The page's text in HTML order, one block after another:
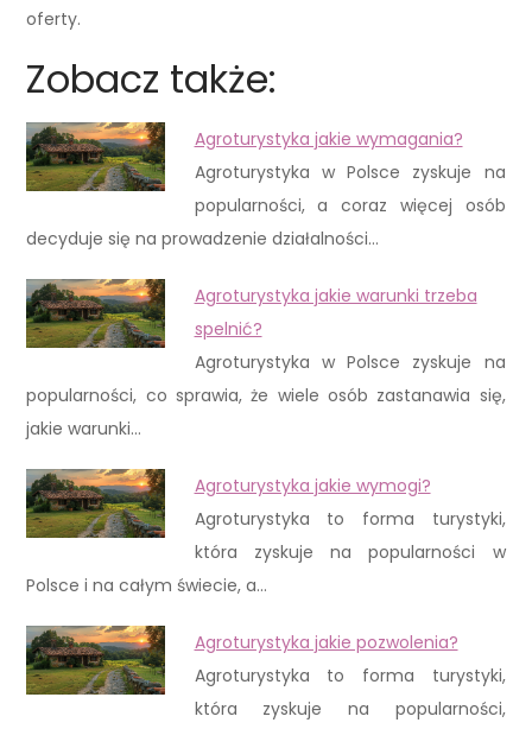
oferty.
Zobacz także:
Agroturystyka jakie wymagania?
Agroturystyka w Polsce zyskuje na
popularności, a coraz więcej osób
decyduje się na prowadzenie działalności…
Agroturystyka jakie warunki trzeba
spelnić?
Agroturystyka w Polsce zyskuje na
popularności, co sprawia, że wiele osób zastanawia się,
jakie warunki…
Agroturystyka jakie wymogi?
Agroturystyka to forma turystyki,
która zyskuje na popularności w
Polsce i na całym świecie, a…
Agroturystyka jakie pozwolenia?
Agroturystyka to forma turystyki,
która zyskuje na popularności,